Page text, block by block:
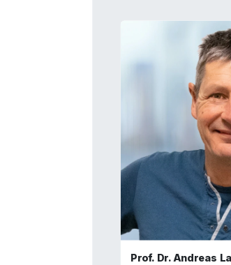
Prof. Dr. Andreas